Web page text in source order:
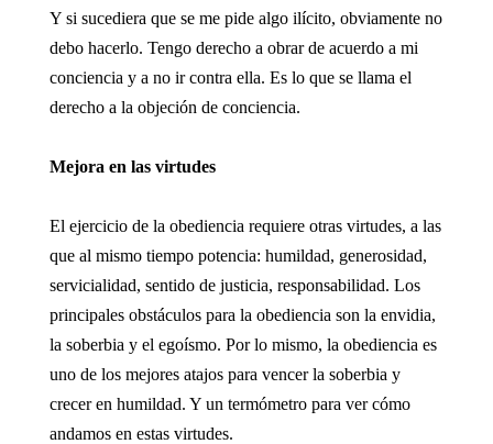
Y si sucediera que se me pide algo ilícito, obviamente no
debo hacerlo. Tengo derecho a obrar de acuerdo a mi
conciencia y a no ir contra ella. Es lo que se llama el
derecho a la objeción de conciencia.
Mejora en las virtudes
El ejercicio de la obediencia requiere otras virtudes, a las
que al mismo tiempo potencia: humildad, generosidad,
servicialidad, sentido de justicia, responsabilidad. Los
principales obstáculos para la obediencia son la envidia,
la soberbia y el egoísmo. Por lo mismo, la obediencia es
uno de los mejores atajos para vencer la soberbia y
crecer en humildad. Y un termómetro para ver cómo
andamos en estas virtudes.